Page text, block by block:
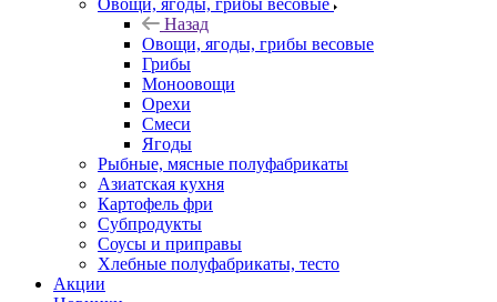
Овощи, ягоды, грибы весовые
Назад
Овощи, ягоды, грибы весовые
Грибы
Моноовощи
Орехи
Смеси
Ягоды
Рыбные, мясные полуфабрикаты
Азиатская кухня
Картофель фри
Субпродукты
Соусы и приправы
Хлебные полуфабрикаты, тесто
Акции